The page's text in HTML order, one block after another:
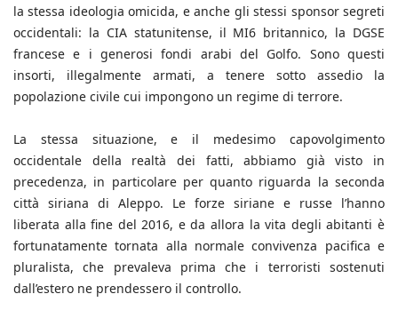
la stessa ideologia omicida, e anche gli stessi sponsor segreti
occidentali: la CIA statunitense, il MI6 britannico, la DGSE
francese e i generosi fondi arabi del Golfo. Sono questi
insorti, illegalmente armati, a tenere sotto assedio la
popolazione civile cui impongono un regime di terrore.
La stessa situazione, e il medesimo capovolgimento
occidentale della realtà dei fatti, abbiamo già visto in
precedenza, in particolare per quanto riguarda la seconda
città siriana di Aleppo. Le forze siriane e russe l’hanno
liberata alla fine del 2016, e da allora la vita degli abitanti è
fortunatamente tornata alla normale convivenza pacifica e
pluralista, che prevaleva prima che i terroristi sostenuti
dall’estero ne prendessero il controllo.